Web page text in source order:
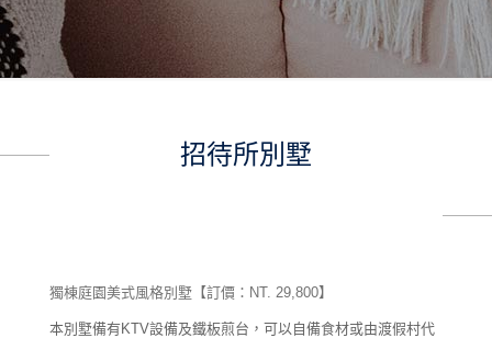
招待所別墅
獨棟庭園美式風格別墅【訂價：NT. 29,800】
本別墅備有KTV設備及鐵板煎台，可以自備食材或由渡假村代